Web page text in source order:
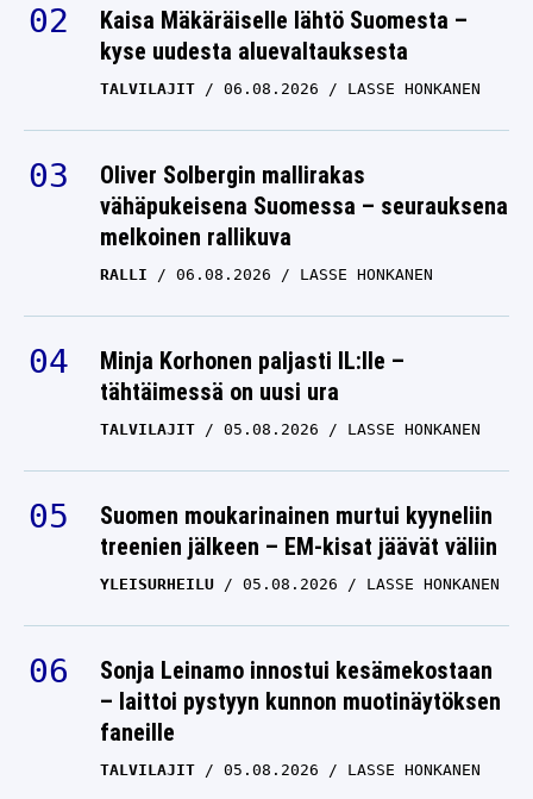
MM-sarjan
tulevaisuudesta
MARCUS GRÖNHOLM
VM: Suomalaiskuski
hyppäsi F1-auton rattiin
– karu totuus selvisi
saman tien
Toyota-pomo Jari-Matti
Latvala sai melkoisen
kuskisopimuksista”
MARCUS GRÖNHOLM
26.10.2025
LASSE HONKANEN
Kaisa Mäkäräiselle lähtö Suomesta –
kyse uudesta aluevaltauksesta
TALVILAJIT 06.08.2026 LASSE HONKANEN
Oliver Solbergin mallirakas
vähäpukeisena Suomessa – seurauksena
melkoinen rallikuva
RALLI 06.08.2026 LASSE HONKANEN
Minja Korhonen paljasti IL:lle –
tähtäimessä on uusi ura
TALVILAJIT 05.08.2026 LASSE HONKANEN
Suomen moukarinainen murtui kyyneliin
treenien jälkeen – EM-kisat jäävät väliin
YLEISURHEILU 05.08.2026 LASSE HONKANEN
Sonja Leinamo innostui kesämekostaan
– laittoi pystyyn kunnon muotinäytöksen
faneille
TALVILAJIT 05.08.2026 LASSE HONKANEN